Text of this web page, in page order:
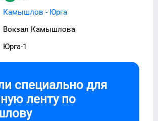
Камышлов - Юрга
Вокзал Камышлова
Юрга-1
специально для
ленту по